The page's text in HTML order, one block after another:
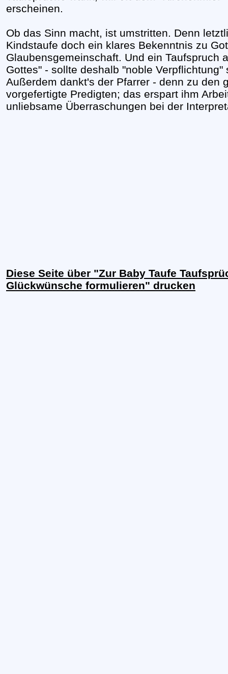
erscheinen.
Ob das Sinn macht, ist umstritten. Denn
Kindstaufe doch ein klares Bekenntnis zu
Glaubensgemeinschaft. Und ein Taufspruch
Gottes" - sollte deshalb "noble
Außerdem dankt's der Pfarrer - denn zu den
vorgefertigte Predigten; das erspart ihm
unliebsame Überraschungen bei der
Diese Seite über "Zur Baby Taufe
Glückwünsche formulieren" drucken